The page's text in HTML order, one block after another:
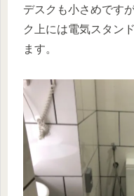
デスクも小さめです
ク上には電気スタン
ます。